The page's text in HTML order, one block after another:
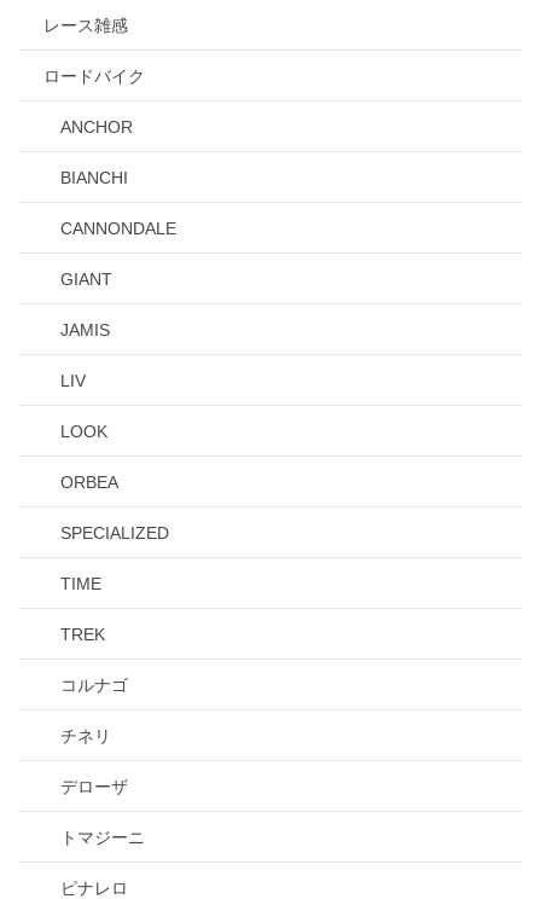
レース雑感
ロードバイク
ANCHOR
BIANCHI
CANNONDALE
GIANT
JAMIS
LIV
LOOK
ORBEA
SPECIALIZED
TIME
TREK
コルナゴ
チネリ
デローザ
トマジーニ
ピナレロ